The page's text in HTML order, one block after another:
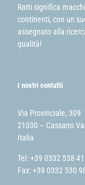
Ratti significa
continenti, con un
assegnato alla
qualità!
I nostri contatti
Via Provinciale, 309
21030 – Cassano
Italia
Tel: +39 0332 538
Fax: +39 0332 530